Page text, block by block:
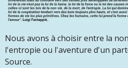
Nous avons à choisir entre la
l'entropie ou l'aventure d'un
Source.